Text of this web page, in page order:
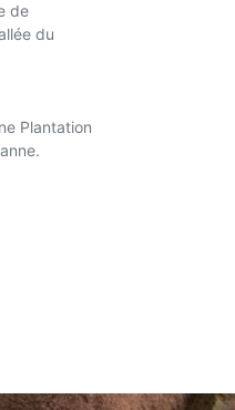
de
du
Plantation